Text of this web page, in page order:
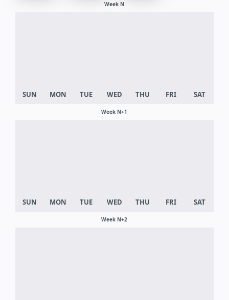
Week N
Week N+1
Week N+2